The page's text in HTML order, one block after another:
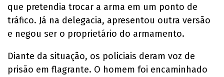
que pretendia trocar a arma em um ponto de
tráfico. Já na delegacia, apresentou outra versão
e negou ser o proprietário do armamento.
Diante da situação, os policiais deram voz de
prisão em flagrante. O homem foi encaminhado